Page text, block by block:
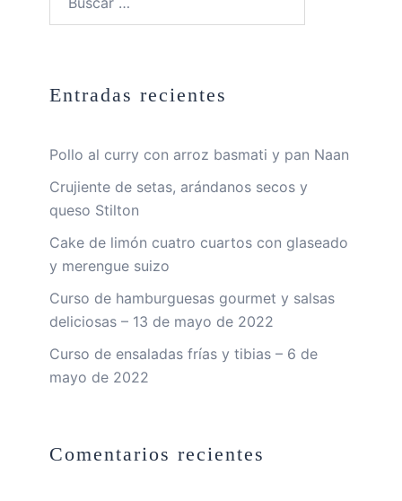
Entradas recientes
Pollo al curry con arroz basmati y pan Naan
Crujiente de setas, arándanos secos y
queso Stilton
Cake de limón cuatro cuartos con glaseado
y merengue suizo
Curso de hamburguesas gourmet y salsas
deliciosas – 13 de mayo de 2022
Curso de ensaladas frías y tibias – 6 de
mayo de 2022
Comentarios recientes